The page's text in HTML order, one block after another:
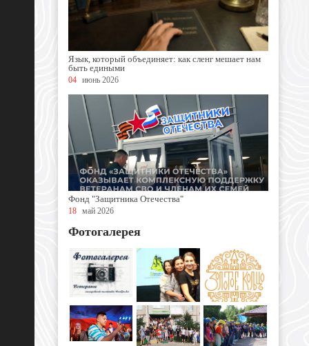
Язык, который объединяет: как сленг мешает нам
быть едиными
04 июнь 2026
Фонд "Защитника Отечества"
18 май 2026
Фотогалерея